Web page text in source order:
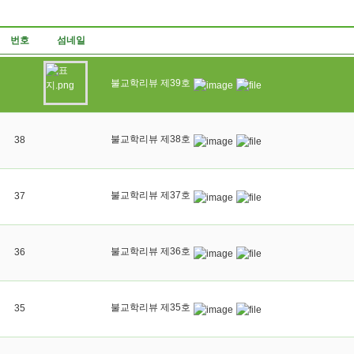
번호 섬네일
불교학리뷰 제39호
38 불교학리뷰 제38호
37 불교학리뷰 제37호
36 불교학리뷰 제36호
35 불교학리뷰 제35호